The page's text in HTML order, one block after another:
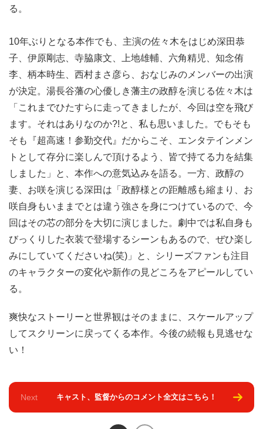
る。
10年ぶりとなる本作でも、主演の佐々木をはじめ深田恭
子、伊原剛志、寺脇康文、上地雄輔、六角精児、知念侑
李、柄本時生、西村まさ彦ら、おなじみのメンバーの出演
が決定。湯長谷藩の心優しき藩主の政醇を演じる佐々木は
「これまでひたすらに走ってきましたが、今回は空を飛び
ます。それはありなのか?!と、私も思いました。でもそも
そも『超高速！参勤交代』だからこそ、エンタテインメン
トとして存分に楽しんで頂けるよう、皆で持てる力を結集
しました」と、本作への意気込みを語る。一方、政醇の
妻、お咲を演じる深田は「政醇様との距離感も縮まり、お
咲自身もいままでとは違う強さを身につけているので、今
回はその芯の部分を大切に演じました。劇中では私自身も
びっくりした衣装で登場するシーンもあるので、ぜひ楽し
みにしていてくださいね(笑)」と、シリーズファンも注目
のキャラクターの変化や新作の見どころをアピールしてい
る。
爽快なストーリーと世界観はそのままに、スケールアップ
してスクリーンに戻ってくる本作。今後の続報も見逃せな
い！
Next キャスト、監督からのコメント全文はこちら！